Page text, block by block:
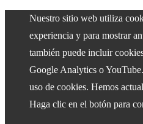
Nuestro sitio web utiliza
experiencia y para mostrar
también puede incluir
Google Analytics o
uso de cookies. Hemos
Haga clic en el botón para